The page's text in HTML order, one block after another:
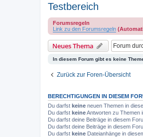
Testbereich
Forumsregeln
Link zu den Forumsregeln
Neues Thema
In diesem Forum gibt es keine
Zurück zur Foren-Übersicht
BERECHTIGUNGEN IN DIESEM
Du darfst keine neuen Themen in
Du darfst keineAntworten zu Themen
Du darfst deine Beiträge in diesem
Du darfst deine Beiträge in diesem
Du darfst keine Dateianhänge in